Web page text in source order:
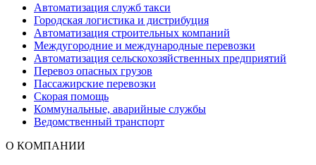
Автоматизация служб такси
Городская логистика и дистрибуция
Автоматизация строительных компаний
Междугородние и международные перевозки
Автоматизация сельскохозяйственных предприятий
Перевоз опасных грузов
Пассажирские перевозки
Скорая помощь
Коммунальные, аварийные службы
Ведомственный транспорт
О КОМПАНИИ